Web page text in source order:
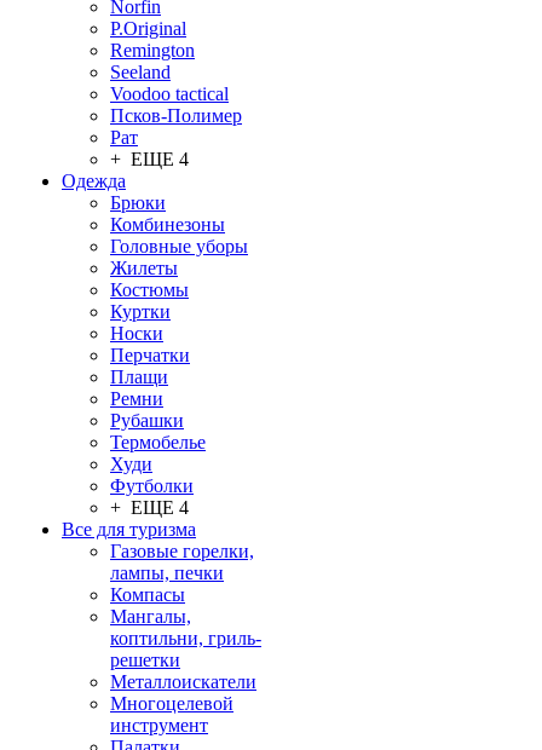
Norfin
P.Original
Remington
Seeland
Voodoo tactical
Псков-Полимер
Рат
+ ЕЩЕ 4
Одежда
Брюки
Комбинезоны
Головные уборы
Жилеты
Костюмы
Куртки
Носки
Перчатки
Плащи
Ремни
Рубашки
Термобелье
Худи
Футболки
+ ЕЩЕ 4
Все для туризма
Газовые горелки,
лампы, печки
Компасы
Мангалы,
коптильни, гриль-
решетки
Металлоискатели
Многоцелевой
инструмент